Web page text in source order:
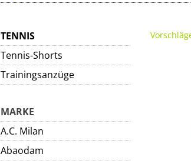
TENNIS
Tennis-Shorts
Trainingsanzüge
MARKE
A.C. Milan
Abaodam